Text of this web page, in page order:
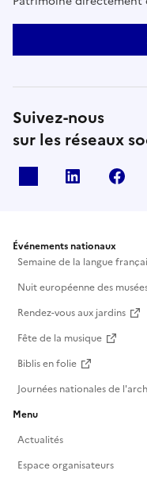
Suivez-nous
sur les réseaux
Linkedin
Événements nationaux
Semaine de la langue
Nuit européenne des
Rendez-vous aux jardins
Fête de la musique
Biblis en folie
Journées nationales de
Menu
Actualités
Espace organisateurs